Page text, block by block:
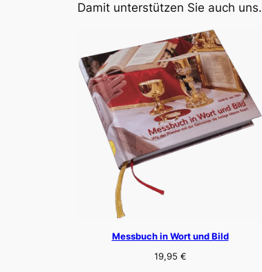
Damit unterstützen Sie auch uns.
Messbuch in Wort und Bild
19,95 €